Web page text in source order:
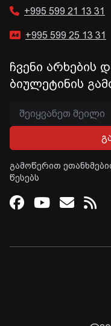
+995 599 21 13 31
+995 599 25 13 31
ჩვენი არხების
ბიულეტინის
გამოწერით
წესებს
Facebook
Youtube
Email
RSS